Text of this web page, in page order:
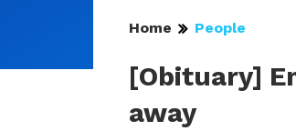
Home People
[Obituary]
away